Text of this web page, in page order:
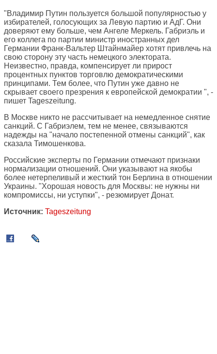
"Владимир Путин пользуется большой популярностью у
избирателей, голосующих за Левую партию и АдГ. Они
доверяют ему больше, чем Ангеле Меркель. Габриэль и
его коллега по партии министр иностранных дел
Германии Франк-Вальтер Штайнмайер хотят привлечь на
свою сторону эту часть немецкого электората.
Неизвестно, правда, компенсирует ли прирост
процентных пунктов торговлю демократическими
принципами. Тем более, что Путин уже давно не
скрывает своего презрения к европейской демократии ", -
пишет Tageszeitung.
В Москве никто не рассчитывает на немедленное снятие
санкций. С Габриэлем, тем не менее, связываются
надежды на "начало постепенной отмены санкций", как
сказала Тимошенкова.
Российские эксперты по Германии отмечают признаки
нормализации отношений. Они указывают на якобы
более нетерпеливый и жесткий тон Берлина в отношении
Украины. "Хорошая новость для Москвы: не нужны ни
компромиссы, ни уступки", - резюмирует Донат.
Источник: Tageszeitung